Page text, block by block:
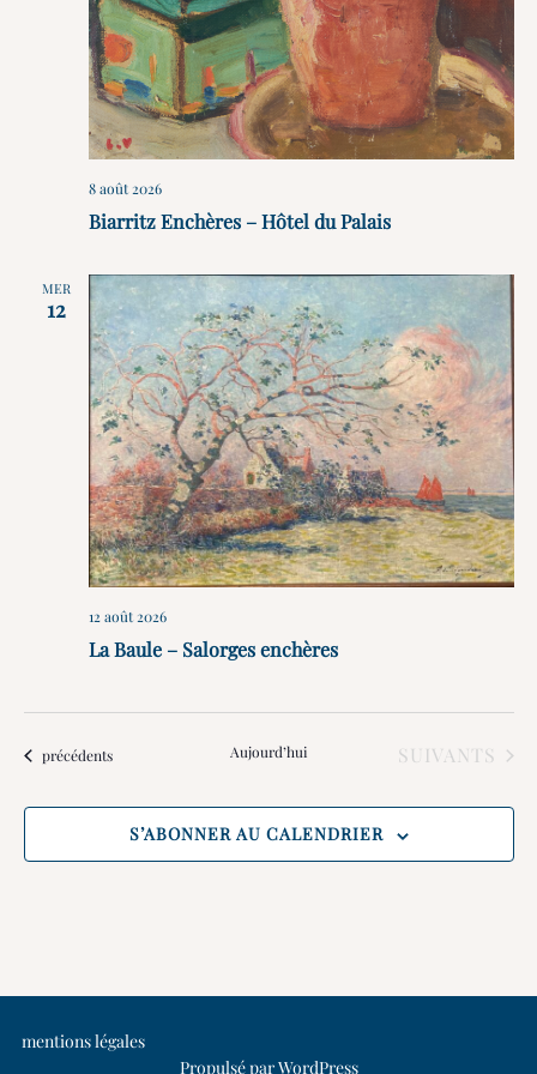
Biarritz Enchères – Hôtel du Palais
8 août 2026
MER
12
La Baule – Salorges enchères
12 août 2026
Évènements
précédents Aujourd’hui ÉVÈNEMENTS
SUIVANTS
S’ABONNER AU CALENDRIER
mentions légales
Propulsé par WordPress